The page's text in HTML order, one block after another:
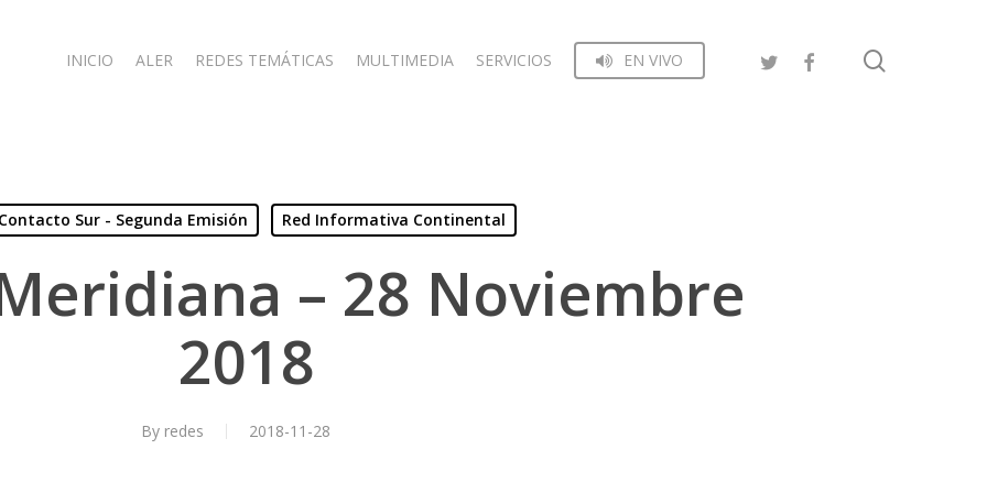
INICIO ALER REDES TEMÁTICAS MULTIMEDIA SERVICIOS EN VIVO
Contacto Sur - Segunda Emisión Red Informativa Continental
– 28 Noviembre
2018
By redes 2018-11-28